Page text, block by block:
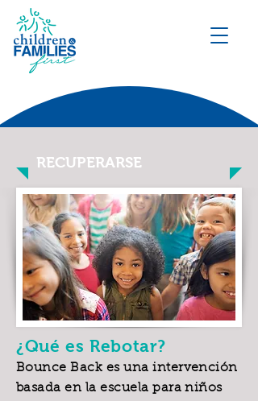
RECUPERARSE
¿Qué es Rebotar?
Bounce Back es una intervención
basada en la escuela para niños